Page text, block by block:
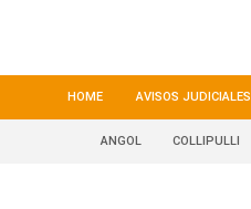
HOME AVISOS JUDICIALES
ANGOL COLLIPULLI